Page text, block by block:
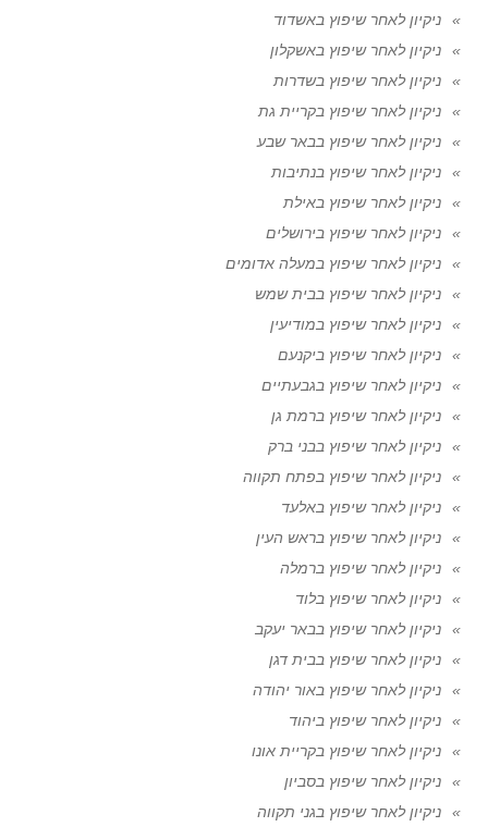
ניקיון לאחר שיפוץ באשדוד
ניקיון לאחר שיפוץ באשקלון
ניקיון לאחר שיפוץ בשדרות
ניקיון לאחר שיפוץ בקריית גת
ניקיון לאחר שיפוץ בבאר שבע
ניקיון לאחר שיפוץ בנתיבות
ניקיון לאחר שיפוץ באילת
ניקיון לאחר שיפוץ בירושלים
ניקיון לאחר שיפוץ במעלה אדומים
ניקיון לאחר שיפוץ בבית שמש
ניקיון לאחר שיפוץ במודיעין
ניקיון לאחר שיפוץ ביקנעם
ניקיון לאחר שיפוץ בגבעתיים
ניקיון לאחר שיפוץ ברמת גן
ניקיון לאחר שיפוץ בבני ברק
ניקיון לאחר שיפוץ בפתח תקווה
ניקיון לאחר שיפוץ באלעד
ניקיון לאחר שיפוץ בראש העין
ניקיון לאחר שיפוץ ברמלה
ניקיון לאחר שיפוץ בלוד
ניקיון לאחר שיפוץ בבאר יעקב
ניקיון לאחר שיפוץ בבית דגן
ניקיון לאחר שיפוץ באור יהודה
ניקיון לאחר שיפוץ ביהוד
ניקיון לאחר שיפוץ בקריית אונו
ניקיון לאחר שיפוץ בסביון
ניקיון לאחר שיפוץ בגני תקווה